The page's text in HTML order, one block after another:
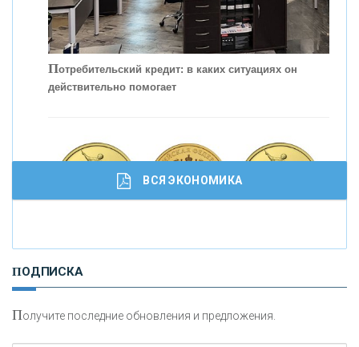
Скорость - один из главных трендов в
кредитовании бизнеса - «Интервью»
Потребительский кредит: в каких ситуациях он
действительно помогает
И
сохранения и увеличения капитала
ВСЯ ЭКОНОМИКА
ПОДПИСКА
Получите последние обновления и предложения.